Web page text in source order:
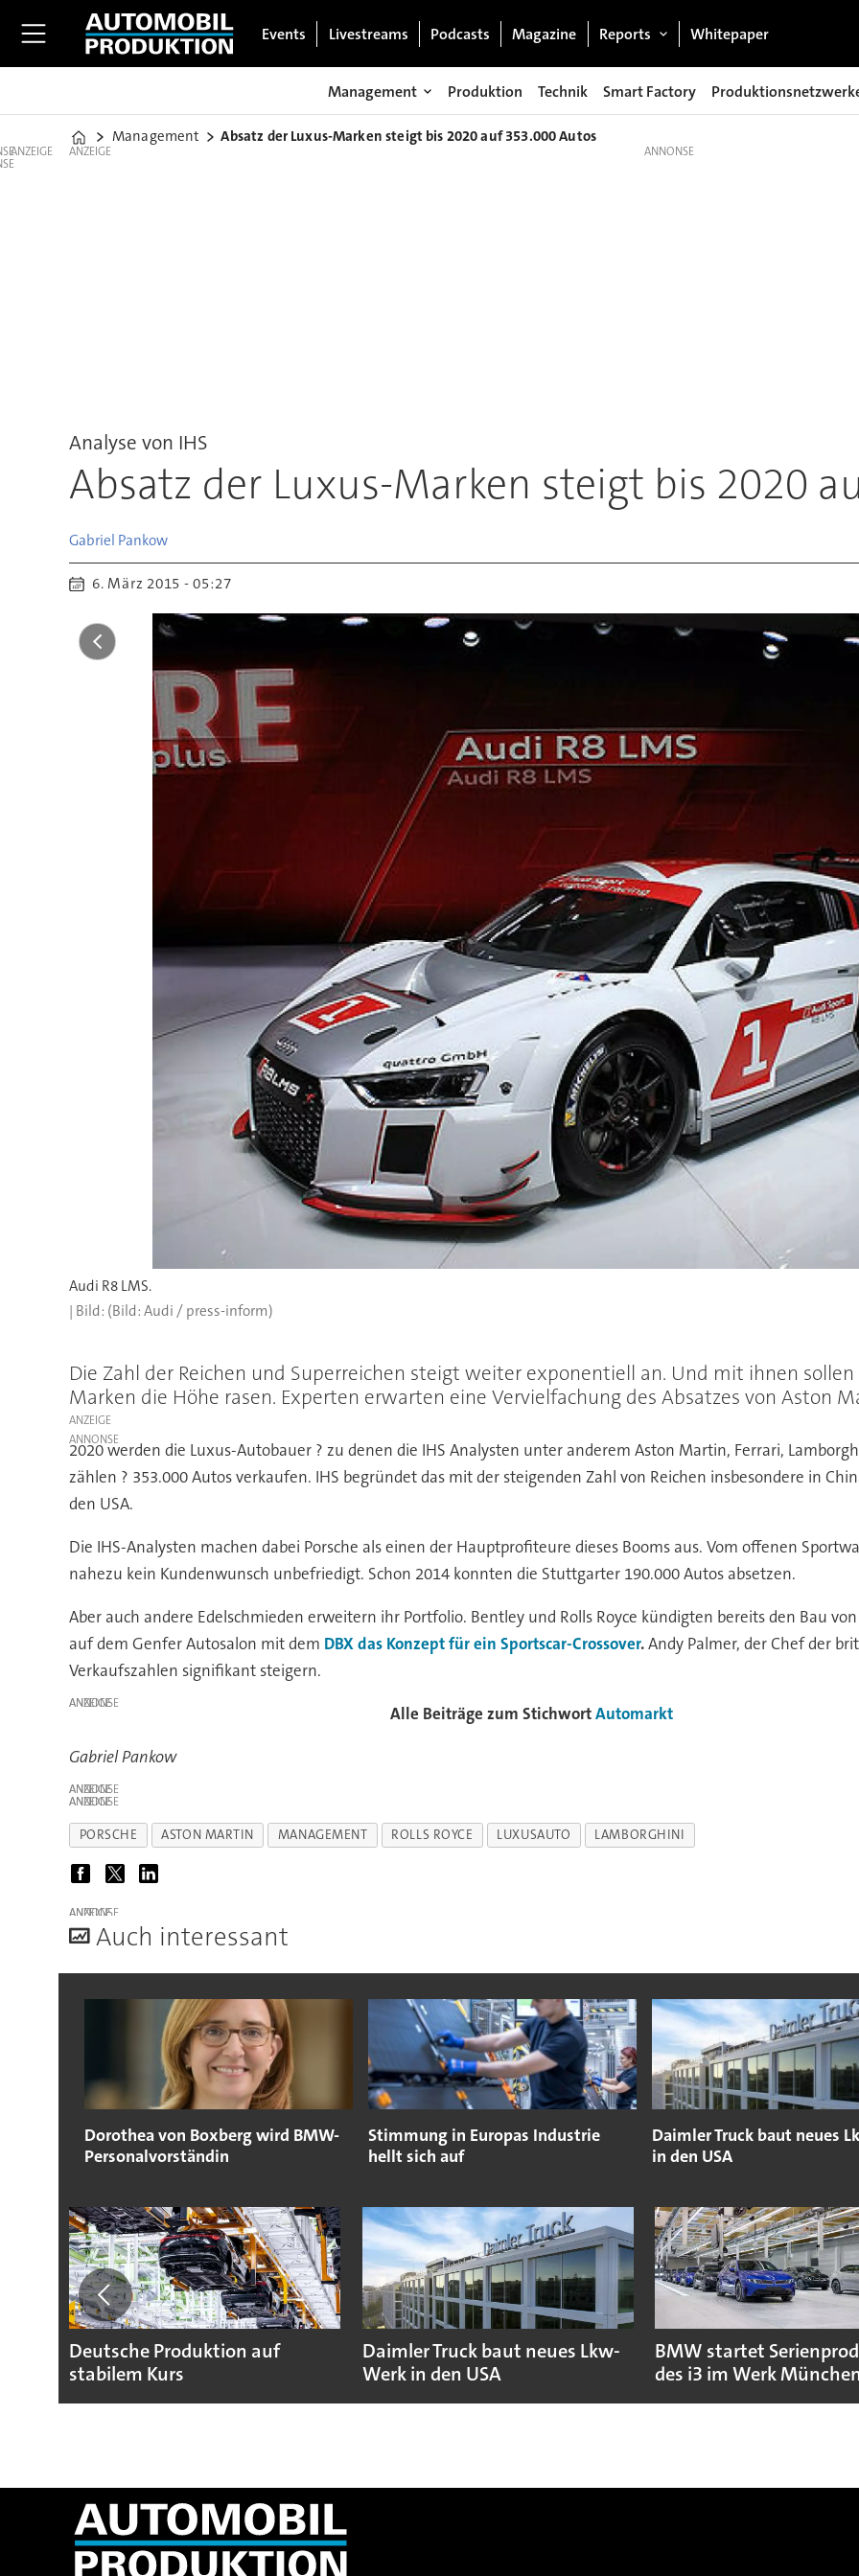
Events Livestreams Podcasts Magazine Reports Whitepaper
Management Produktion Technik Smart Factory
Home
Management Absatz der Luxus-Marken steigt bis 2020 auf 353.000 Autos
ANZEIGE ANZEIGE
Analyse von IHS
Absatz der Luxus-Marken steigt bis 2020
Gabriel Pankow
6. März 2015 - 05:27
Audi R8 LMS.
(Bild: Audi / press-inform)
Die Zahl der Reichen und Superreichen steigt weiter exponentiell an. Und mit ihnen
Marken die Höhe rasen. Experten erwarten eine Vervielfachung des Absatzes von Aston
ANZEIGE
2020 werden die Luxus-Autobauer ? zu denen die IHS Analysten unter anderem Aston Martin, Ferrari,
zählen ? 353.000 Autos verkaufen. IHS begründet das mit der steigenden Zahl von Reichen insbesondere in
den USA.
Die IHS-Analysten machen dabei Porsche als einen der Hauptprofiteure dieses Booms aus. Vom offenen
nahezu kein Kundenwunsch unbefriedigt. Schon 2014 konnten die Stuttgarter 190.000 Autos absetzen.
Aber auch andere Edelschmieden erweitern ihr Portfolio. Bentley und Rolls Royce kündigten bereits den Bau
auf dem Genfer Autosalon mit dem DBX das Konzept für ein Sportscar-Crossover.Andy Palmer, der Chef der
Verkaufszahlen signifikant steigern.
ANZEIGE Alle Beiträge zum StichwortAutomarkt
Gabriel Pankow
ANZEIGE
ANZEIGE
PORSCHE ASTON MARTIN MANAGEMENT ROLLS ROYCE LUXUSAUTO LAMBORGHINI
ANZEIGE
Auch interessant
Dorothea von Boxberg wird BMW-
Personalvorständin
Stimmung in Europas Industrie
hellt sich auf
Daimler Truck baut neues
in den USA
Deutsche Produktion auf
stabilem Kurs
Daimler Truck baut neues Lkw-
Werk in den USA
BMW startet
des i3 im Werk München